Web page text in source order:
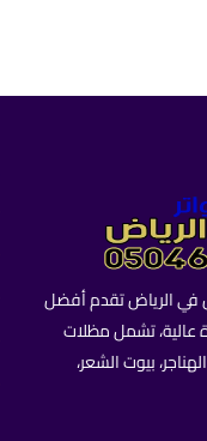
في الرياض تقدم أفضل
عالية، تشمل مظلات
بيوت الشعر،